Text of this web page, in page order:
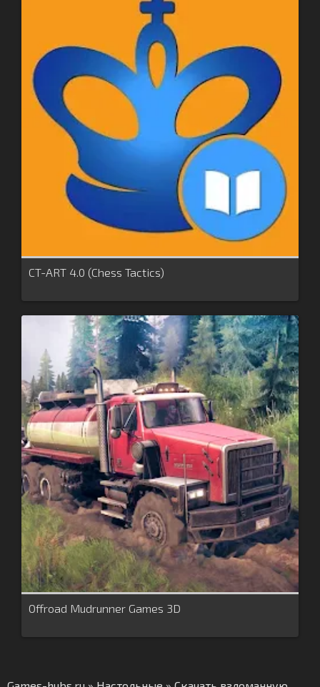
CT-ART 4.0 (Chess Tactics)
Offroad Mudrunner Games 3D